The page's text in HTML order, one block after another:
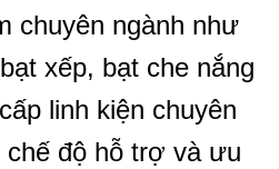
chuyên ngành như
xếp, bạt che nắng
linh kiện chuyên
độ hỗ trợ và ưu